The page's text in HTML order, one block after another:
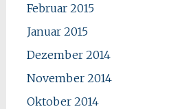
Februar 2015
Januar 2015
Dezember 2014
November 2014
Oktober 2014